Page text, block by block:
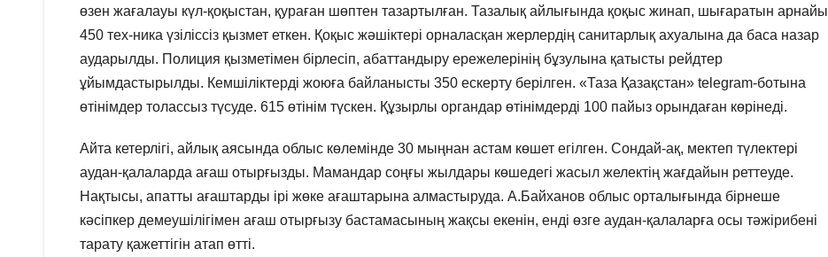
өзен жағалауы күл-қоқыстан, қураған шөптен тазартылған. Тазалық айлығында қоқыс жинап, шығаратын арнайы
450 тех-ника үзіліссіз қызмет еткен. Қоқыс жәшіктері орналасқан жерлердің санитарлық ахуалына да баса назар
аударылды. Полиция қызметімен бірлесіп, абаттандыру ережелерінің бұзулына қатысты рейдтер
ұйымдастырылды. Кемшіліктерді жоюға байланысты 350 ескерту берілген. «Таза Қазақстан» telegram-ботына
өтінімдер толассыз түсуде. 615 өтінім түскен. Құзырлы органдар өтінімдерді 100 пайыз орындаған көрінеді.
Айта кетерлігі, айлық аясында облыс көлемінде 30 мыңнан астам көшет егілген. Сондай-ақ, мектеп түлектері
аудан-қалаларда ағаш отырғызды. Мамандар соңғы жылдары көшедегі жасыл желектің жағдайын реттеуде.
Нақтысы, апатты ағаштарды ірі жөке ағаштарына алмастыруда. А.Байханов облыс орталығында бірнеше
кәсіпкер демеушілігімен ағаш отырғызу бастамасының жақсы екенін, енді өзге аудан-қалаларға осы тәжірибені
тарату қажеттігін атап өтті.